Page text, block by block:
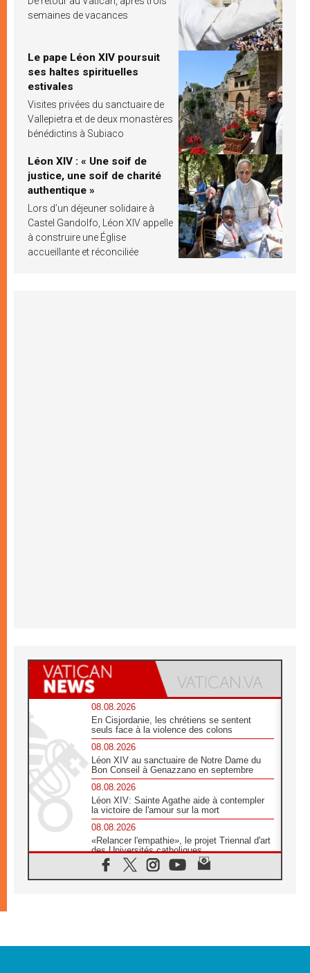
semaines de vacances
Le pape Léon XIV poursuit
ses haltes spirituelles
estivales
Visites privées du sanctuaire de
Vallepietra et de deux monastères
bénédictins à Subiaco
Léon XIV : « Une soif de
justice, une soif de charité
authentique »
Lors d’un déjeuner solidaire à
Castel Gandolfo, Léon XIV appelle
à construire une Église
accueillante et réconciliée
08.08.2026
En Cisjordanie, les chrétiens se sentent
seuls face à la violence des colons
08.08.2026
Léon XIV au sanctuaire de Notre Dame du
Bon Conseil à Genazzano en septembre
08.08.2026
Léon XIV: Sainte Agathe aide à contempler
la victoire de l'amour sur la mort
08.08.2026
«Relancer l'empathie», le projet Triennal d'art
des Universités catholiques
08.08.2026
Signis 2026, donner la parole aux religieuses
07.08.2026